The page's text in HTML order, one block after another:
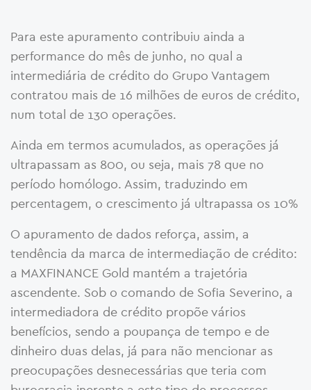
Para este apuramento contribuiu ainda a
performance do mês de junho, no qual a
intermediária de crédito do Grupo Vantagem
contratou mais de 16 milhões de euros de crédito,
num total de 130 operações.
Ainda em termos acumulados, as operações já
ultrapassam as 800, ou seja, mais 78 que no
período homólogo. Assim, traduzindo em
percentagem, o crescimento já ultrapassa os 10%
O apuramento de dados reforça, assim, a
tendência da marca de intermediação de crédito:
a MAXFINANCE Gold mantém a trajetória
ascendente. Sob o comando de Sofia Severino, a
intermediadora de crédito propõe vários
benefícios, sendo a poupança de tempo e de
dinheiro duas delas, já para não mencionar as
preocupações desnecessárias que teria com